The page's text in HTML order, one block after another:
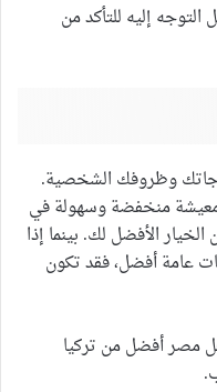
إليه للتأكد من
وظروفك الشخصية.
منخفضة وسهولة في
الأفضل لك. بينما إذا
أفضل، فقد تكون
مصر أفضل من تركيا